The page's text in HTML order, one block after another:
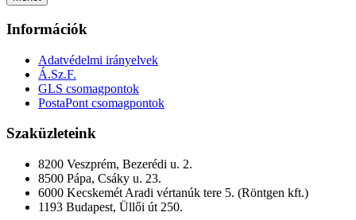
Információk
Adatvédelmi irányelvek
Á.Sz.F.
GLS csomagpontok
PostaPont csomagpontok
Szaküzleteink
8200 Veszprém, Bezerédi u. 2.
8500 Pápa, Csáky u. 23.
6000 Kecskemét Aradi vértanúk tere 5. (Röntgen kft.)
1193 Budapest, Üllői út 250.